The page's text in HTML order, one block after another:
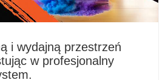
i wydajną przestrzeń
w profesjonalny